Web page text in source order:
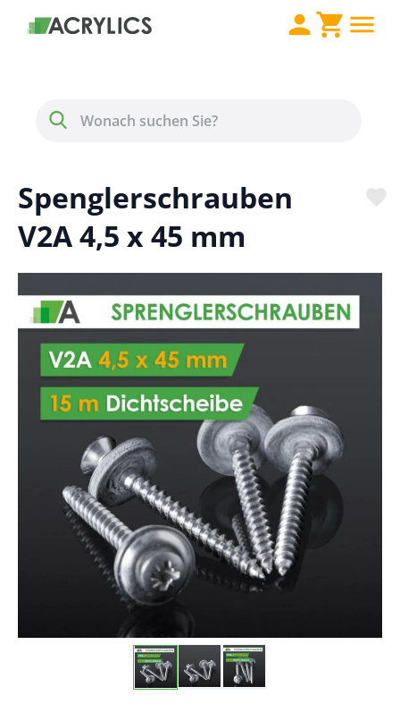
Menü
Spenglerschrauben
V2A 4,5 x 45 mm